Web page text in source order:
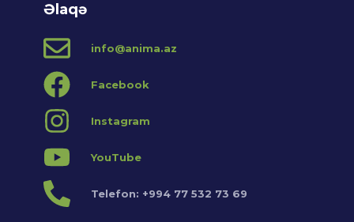
Əlaqə
info@anima.az
Facebook
Instagram
YouTube
Telefon: +994 77 532 73 69